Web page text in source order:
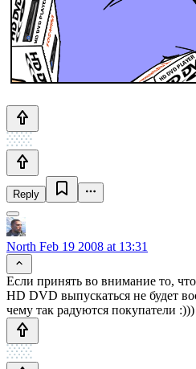
Reply
North Feb 19 2008 at 13:31
Если принять во внимание то,
HD DVD выпускаться не будет
чему так радуются покупатели :)))